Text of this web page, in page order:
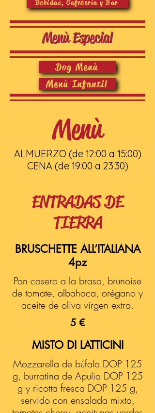
Bebidas, Cafetería y Bar
Menù Especial
Dog Menù
Menù Infantil
Menù
ALMUERZO (de 12:00 a 15:00)
CENA (de 19:00 a 23:30)
ENTRADAS DE
TIERRA
BRUSCHETTE ALL’ITALIANA
4pz
Pan casero a la brasa, brunoise
de tomate, albahaca, orégano y
aceite de oliva virgen extra.
5 €
MISTO DI LATTICINI
Mozzarella de búfala DOP 125
g, burratina de Apulia DOP 125
g y ricotta fresca DOP 125 g,
servido con ensalada mixta,